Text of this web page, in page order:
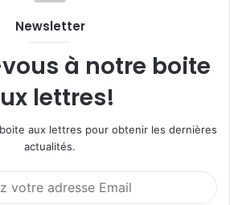
Newsletter
à notre boite
lettres!
aux lettres pour obtenir les dernières
actualités.